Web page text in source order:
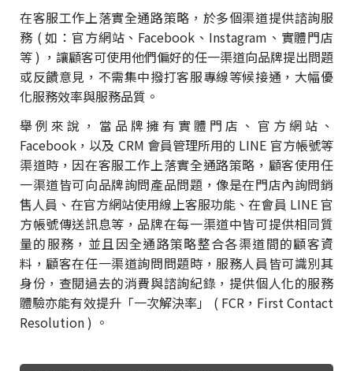
在客服工作上落實全通路策略，於多個渠道提供諮詢服
務 ( 如：官方網站、Facebook、Instagram、實體門店
等 ) ，讓顧客可使用他們偏好的任一渠道向品牌提出問題
或反饋意見，不需集中撥打客服專線等候接通，大幅優
化服務效率與服務品質。
舉例來說，當品牌擁有實體門店、官方網站、
Facebook，以及 CRM 會員管理所用的 LINE 官方帳號等
渠道時，因在客服工作上落實全通路策略，顧客使用任
一渠道皆可向品牌詢問產品問題，像是在門店內詢問銷
售人員、在官方網站使用線上客服功能、在會員 LINE 官
方帳號傳送訊息等，品牌在每一渠道中皆可提供相同質
量的服務，並且因全通路策略整合各渠道間的顧客資
料，顧客在任一渠道詢問問題時，服務人員皆可識別其
身份，查閱過去的消費與諮詢紀錄，提供個人化的服務
體驗亦能有效提升「一次解決率」 ( FCR，First Contact
Resolution ) 。